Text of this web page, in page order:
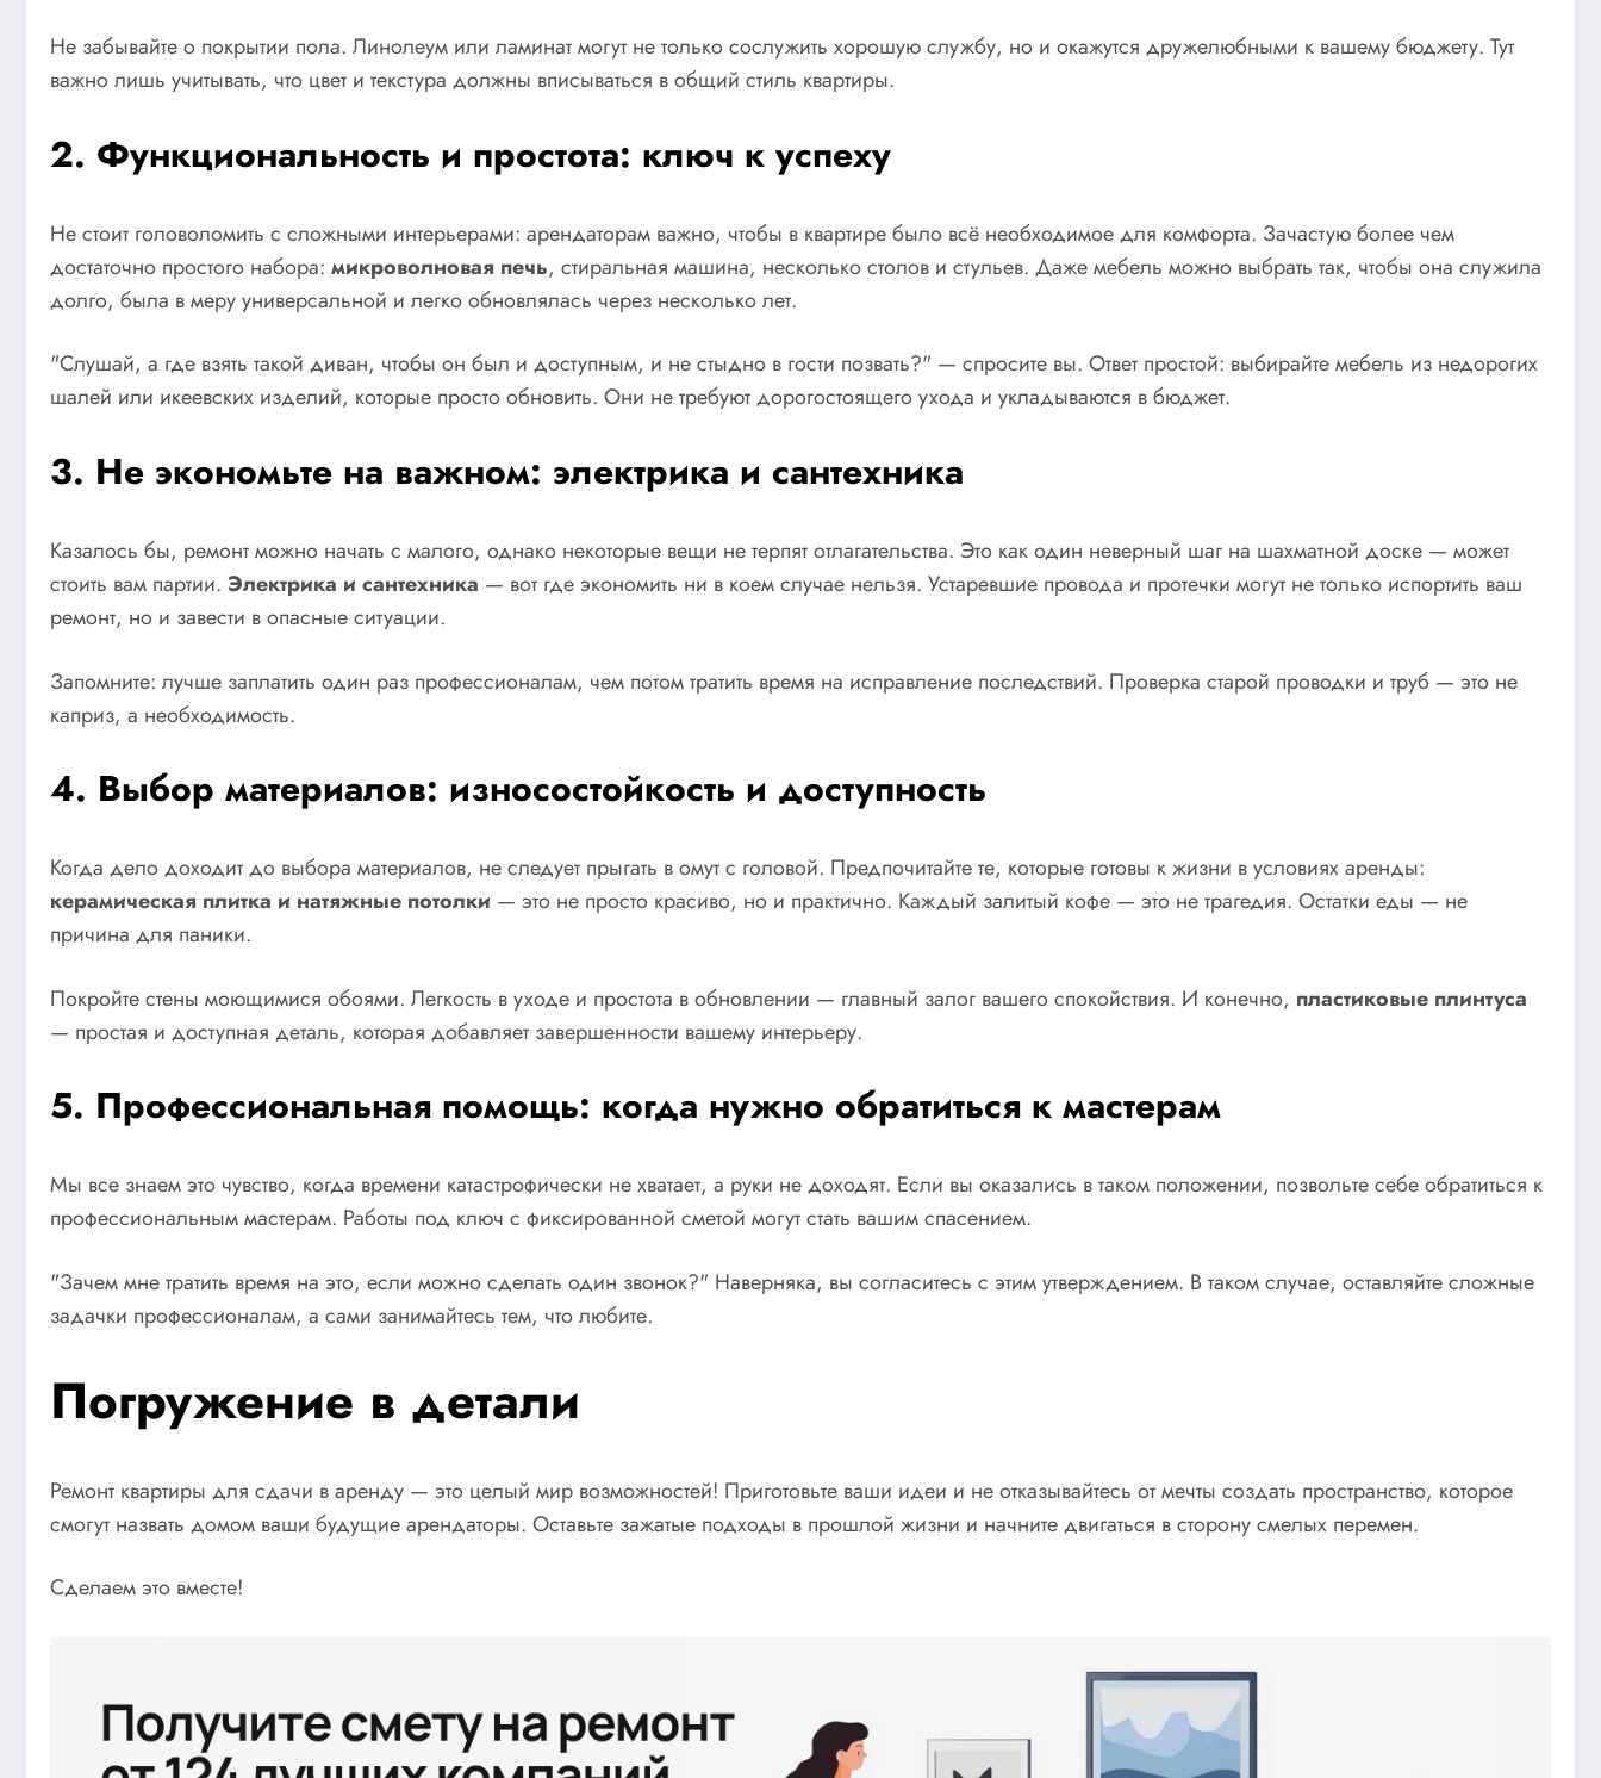
Не забывайте о покрытии пола. Линолеум или ламинат могут не только сослужить хорошую службу, но и окажутся дружелюбными к вашему бюджету. Тут
важно лишь учитывать, что цвет и текстура должны вписываться в общий стиль квартиры.
2. Функциональность и простота: ключ к успеху
Не стоит головоломить с сложными интерьерами: арендаторам важно, чтобы в квартире было всё необходимое для комфорта. Зачастую более чем
достаточно простого набора: микроволновая печь, стиральная машина, несколько столов и стульев. Даже мебель можно выбрать так, чтобы она служила
долго, была в меру универсальной и легко обновлялась через несколько лет.
"Слушай, а где взять такой диван, чтобы он был и доступным, и не стыдно в гости позвать?" — спросите вы. Ответ простой: выбирайте мебель из недорогих
шалей или икеевских изделий, которые просто обновить. Они не требуют дорогостоящего ухода и укладываются в бюджет.
3. Не экономьте на важном: электрика и сантехника
Казалось бы, ремонт можно начать с малого, однако некоторые вещи не терпят отлагательства. Это как один неверный шаг на шахматной доске — может
стоить вам партии. Электрика и сантехника — вот где экономить ни в коем случае нельзя. Устаревшие провода и протечки могут не только испортить ваш
ремонт, но и завести в опасные ситуации.
Запомните: лучше заплатить один раз профессионалам, чем потом тратить время на исправление последствий. Проверка старой проводки и труб — это не
каприз, а необходимость.
4. Выбор материалов: износостойкость и доступность
Когда дело доходит до выбора материалов, не следует прыгать в омут с головой. Предпочитайте те, которые готовы к жизни в условиях аренды:
керамическая плитка и натяжные потолки — это не просто красиво, но и практично. Каждый залитый кофе — это не трагедия. Остатки еды — не
причина для паники.
Покройте стены моющимися обоями. Легкость в уходе и простота в обновлении — главный залог вашего спокойствия. И конечно, пластиковые плинтуса
— простая и доступная деталь, которая добавляет завершенности вашему интерьеру.
5. Профессиональная помощь: когда нужно обратиться к мастерам
Мы все знаем это чувство, когда времени катастрофически не хватает, а руки не доходят. Если вы оказались в таком положении, позвольте себе обратиться к
профессиональным мастерам. Работы под ключ с фиксированной сметой могут стать вашим спасением.
"Зачем мне тратить время на это, если можно сделать один звонок?" Наверняка, вы согласитесь с этим утверждением. В таком случае, оставляйте сложные
задачки профессионалам, а сами занимайтесь тем, что любите.
Погружение в детали
Ремонт квартиры для сдачи в аренду — это целый мир возможностей! Приготовьте ваши идеи и не отказывайтесь от мечты создать пространство, которое
смогут назвать домом ваши будущие арендаторы. Оставьте зажатые подходы в прошлой жизни и начните двигаться в сторону смелых перемен.
Сделаем это вместе!